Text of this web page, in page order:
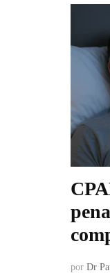
por Dr